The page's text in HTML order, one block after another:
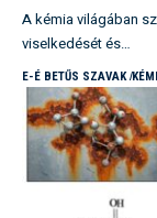
A kémia világában
viselkedését és…
E-É BETŰS SZAVAK